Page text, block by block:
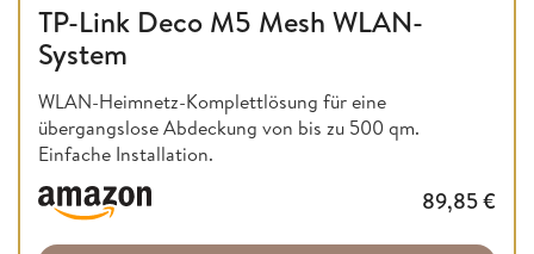
TP-Link Deco M5 Mesh WLAN-
System
WLAN-Heimnetz-Komplettlösung für eine
übergangslose Abdeckung von bis zu 500 qm.
Einfache Installation.
89,85€